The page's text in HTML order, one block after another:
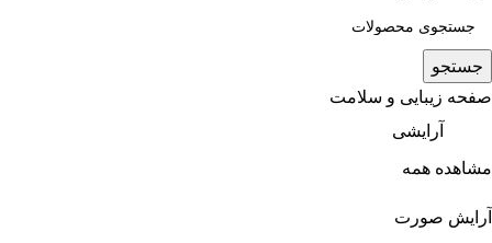
جستجو
صفحه زیبایی و سلامت
آرایشی
مشاهده همه
آرایش صورت